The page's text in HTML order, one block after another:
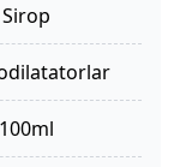
sirop
100ml